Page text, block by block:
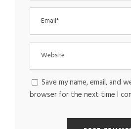
Save my name, email, and
browser for the next time I